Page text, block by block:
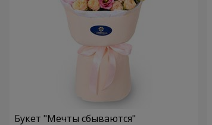
Букет "Мечты сбываются"